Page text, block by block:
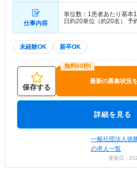
仕事内容
単位数：1患者あたり基本
日約20単位（約20名） 予
未経験OK 新卒OK
保存する
最新の募集状況
詳細を見る
一般社団法人徳
の求人一覧
更新日：